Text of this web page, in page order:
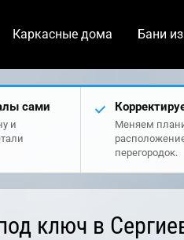
Каркасные дома Бани
сами
и
Меняем
перегородок.
ключ в